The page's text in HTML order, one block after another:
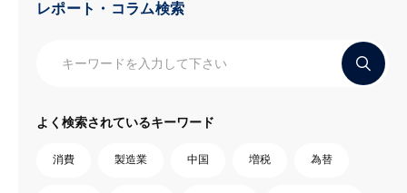
レポート・コラム検索
よく検索されているキーワード
消費 製造業 中国 増税 為替